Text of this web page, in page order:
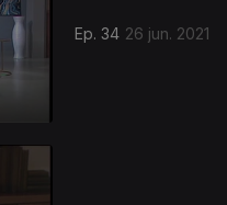
Ep. 34 26 jun. 2021